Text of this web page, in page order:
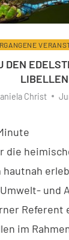
DEN
LIBELLEN
Christ
die
hautnah
und
Referent
im